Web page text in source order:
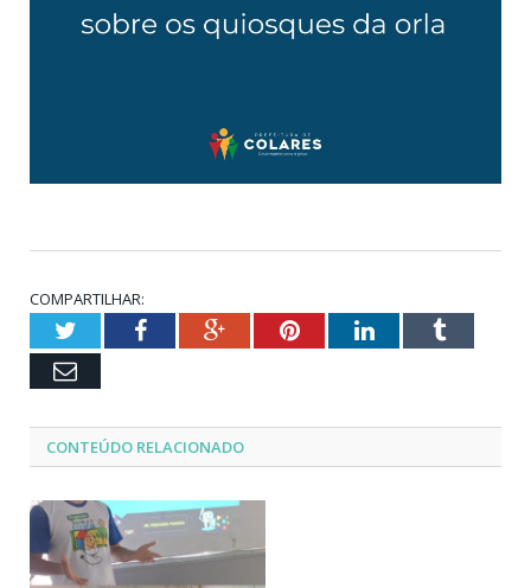
COMPARTILHAR:
TwitterFacebookGoogle+PinterestLinkedInTumblr
Email
CONTEÚDO RELACIONADO